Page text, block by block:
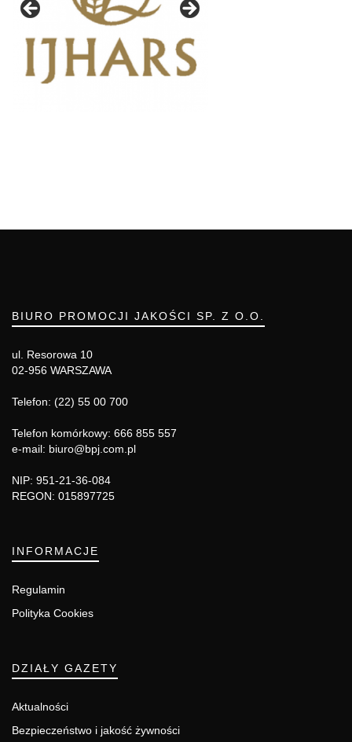
BIURO PROMOCJI JAKOŚCI SP. Z O.O.
ul. Resorowa 10
02-956 WARSZAWA
Telefon: (22) 55 00 700
Telefon komórkowy: 666 855 557
e-mail: biuro@bpj.com.pl
NIP: 951-21-36-084
REGON: 015897725
INFORMACJE
Regulamin
Polityka Cookies
DZIAŁY GAZETY
Aktualności
Bezpieczeństwo i jakość żywności